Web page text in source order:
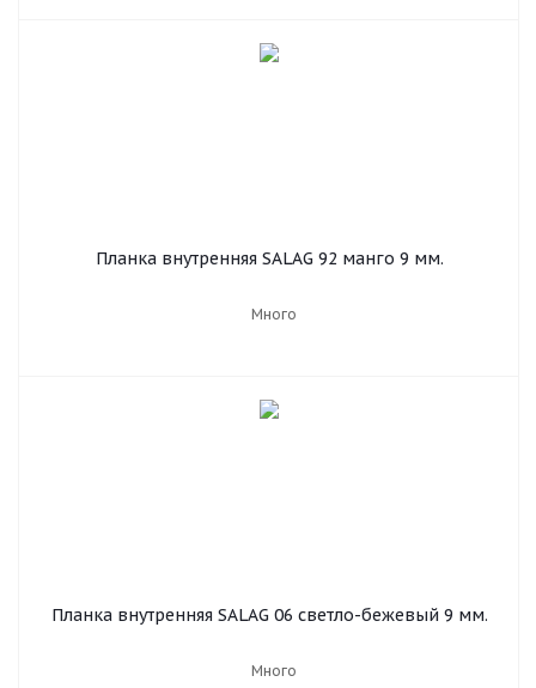
Планка внутренняя SALAG 92 манго 9 мм.
Много
Планка внутренняя SALAG 06 светло-бежевый 9 мм.
Много